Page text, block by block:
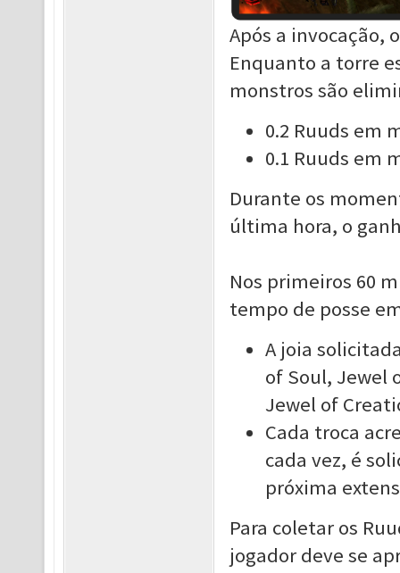
Após a invocação,
Enquanto a torre
monstros são
0.2 Ruuds em
0.1 Ruuds em
Durante os
última hora, o
Nos primeiros 60
tempo de posse
A joia
of Soul, Jewel
Jewel of
Cada troca
cada vez, é
próxima
Para coletar os
jogador deve se